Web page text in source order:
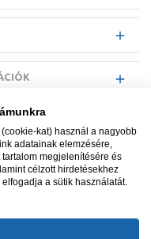
3500
kat) használ a nagyobb
adatainak elemzésére,
megjelenítésére és
célzott hirdetésekhez
a sütik használatát.